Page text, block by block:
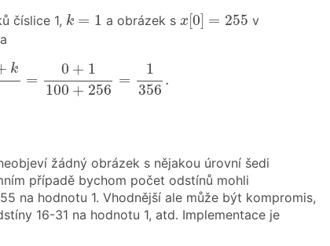
číslice 1, k = 1
k a obrázek s x[0] = 255
x[0 255 v
k
=
0 + 1
100 + 256
=
1
356
.
1 )+ = 0 +1 256
žádný obrázek s nějakou úrovní šedi
případě bychom počet odstínů mohli
na hodnotu 1. Vhodnější ale může být kompromis,
16-31 na hodnotu 1, atd. Implementace je